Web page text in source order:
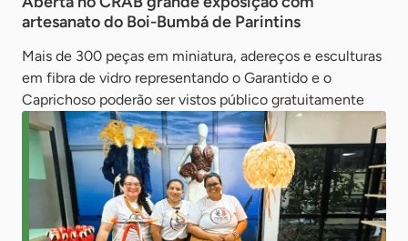
artesanato do Boi-Bumbá de Parintins
Mais de 300 peças em miniatura, adereços e esculturas
em fibra de vidro representando o Garantido e o
Caprichoso poderão ser vistos público gratuitamente